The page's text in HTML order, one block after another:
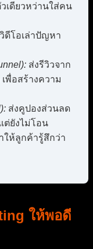
เดียวหว่านใส่คน
ดีโอเล่าปัญหา
ส่งรีวิวจาก
พื่อสร้างความ
ส่งคูปองส่วนลด
ต่ยังไม่โอน
ให้ลูกค้ารู้สึกว่า
ให้พอดี